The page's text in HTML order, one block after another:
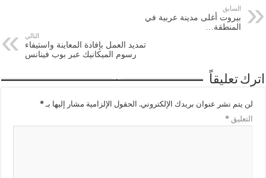
السابق
بيروت أغلى مدينة عربية في
المنطقة…
التالي
تمديد العمل بإفادة المعاينة واستيفاء
رسوم الميكانيك عبر بوب فينانس
اترك تعليقاً
لن يتم نشر عنوان بريدك الإلكتروني. الحقول الإلزامية مشار إليها بـ*
التعليق*